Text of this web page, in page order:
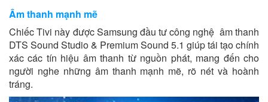
Âm thanh mạnh mẽ
Chiếc Tivi này được Samsung đầu tư công nghệ âm thanh
DTS Sound Studio & Premium Sound 5.1 giúp tái tạo chính
xác các tín hiệu âm thanh từ nguồn phát, mang đến cho
người nghe những âm thanh mạnh mẽ, rõ nét và hoành
tráng.